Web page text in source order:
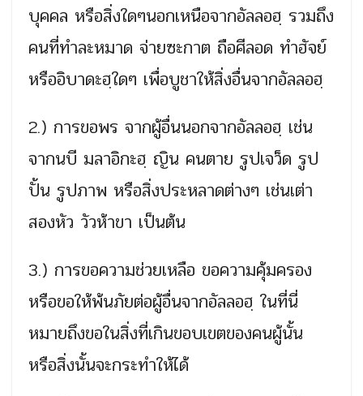
บุคคล หรือสิ่งใดๆนอกเหนือจากอัลลอฮฺ รวมถึง
คนที่ทำละหมาด จ่ายซะกาต ถือศีลอด ทำฮัจย์
หรืออิบาดะฮฺใดๆ เพื่อบูชาให้สิ่งอื่นจากอัลลอฮฺ
2.) การขอพร จากผู้อื่นนอกจากอัลลอฮฺ เช่น
จากนบี มลาอิกะฮฺ ญิน คนตาย รูปเจว็ด รูป
ปั้น รูปภาพ หรือสิ่งประหลาดต่างๆ เช่นเต่า
สองหัว วัวห้าขา เป็นต้น
3.) การขอความช่วยเหลือ ขอความคุ้มครอง
หรือขอให้พ้นภัยต่อผู้อื่นจากอัลลอฮฺ ในที่นี่
หมายถึงขอในสิ่งที่เกินขอบเขตของคนผู้นั้น
หรือสิ่งนั้นจะกระทำให้ได้